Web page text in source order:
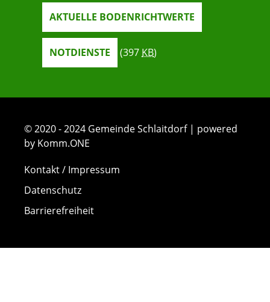
AKTUELLE BODENRICHTWERTE
NOTDIENSTE (397 KB)
© 2020 - 2024 Gemeinde Schlaitdorf | powered
by Komm.ONE
Kontakt / Impressum
Datenschutz
Barrierefreiheit